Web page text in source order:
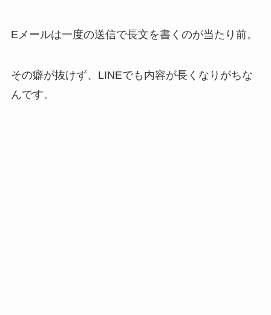
Eメールは一度の送信で長文を書くのが当たり前。
その癖が抜けず、LINEでも内容が長くなりがちな
んです。